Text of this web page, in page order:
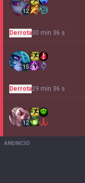
12
Derrota30 min 36 s
15
Derrota29 min 36 s
12
ANUNCIO